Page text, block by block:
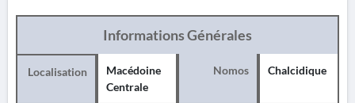
Informations Générales
Localisation
Macédoine
Centrale
Nomos Chalcidique